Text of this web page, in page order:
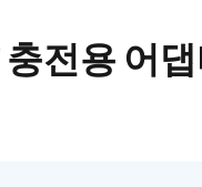
충전용 어댑